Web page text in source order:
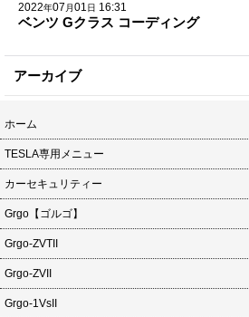
2022年07 月01日 16:31
ベンツ Gクラス コーディング
アーカイブ
ホーム
TESLA専用メニュー
カーセキュリティー
Grgo【ゴルゴ】
Grgo-ZVTII
Grgo-ZVII
Grgo-1VsII